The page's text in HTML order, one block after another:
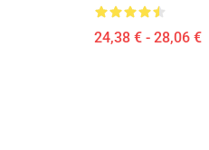
24,38 € - 28,06 €